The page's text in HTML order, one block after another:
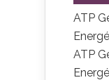
ATP
ATP